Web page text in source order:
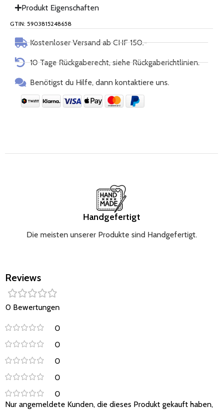
Die Kollektion umfasst auch eine Mütze - zusammen
Babyausstattung oder eine Baby Shower eignet.
100% zertifizierte Bio-Baumwolle
mit Respekt für die Umwelt hergestellt, ohne die
löst keine Allergien und Reizungen aus
haltbarer als gewöhnliche Baumwolle.
Produkt Eigenschaften
GTIN: 5903815248658
Kostenloser Versand ab CHF 150.-
10 Tage Rückgaberecht, siehe Rückgaberichtlinien.
Benötigst du Hilfe, dann kontaktiere uns.
Handgefertigt
Die meisten unserer Produkte sind Handgefertigt.
Reviews
0 Bewertungen
0
0
0
0
0
Nur angemeldete Kunden, die dieses Produkt gekauft haben,